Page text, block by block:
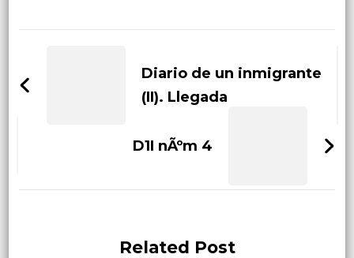
NavigationDiario de un inmigrante
(II). Llegada
D1I nÃºm 4
Related Post